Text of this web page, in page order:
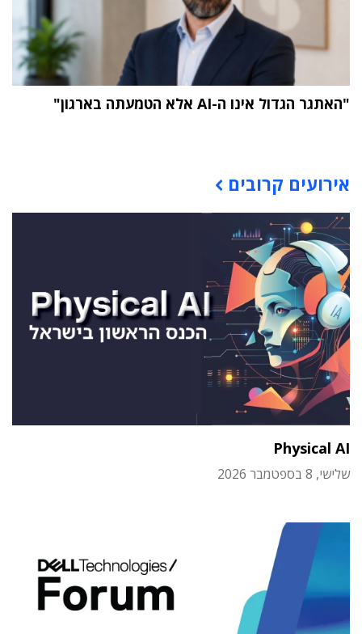
"האתגר הגדול אינו ה-AI אלא הטמעתה בארגון"
אירועים קרובים
Physical AI
שלישי, 8 בספטמבר 2026